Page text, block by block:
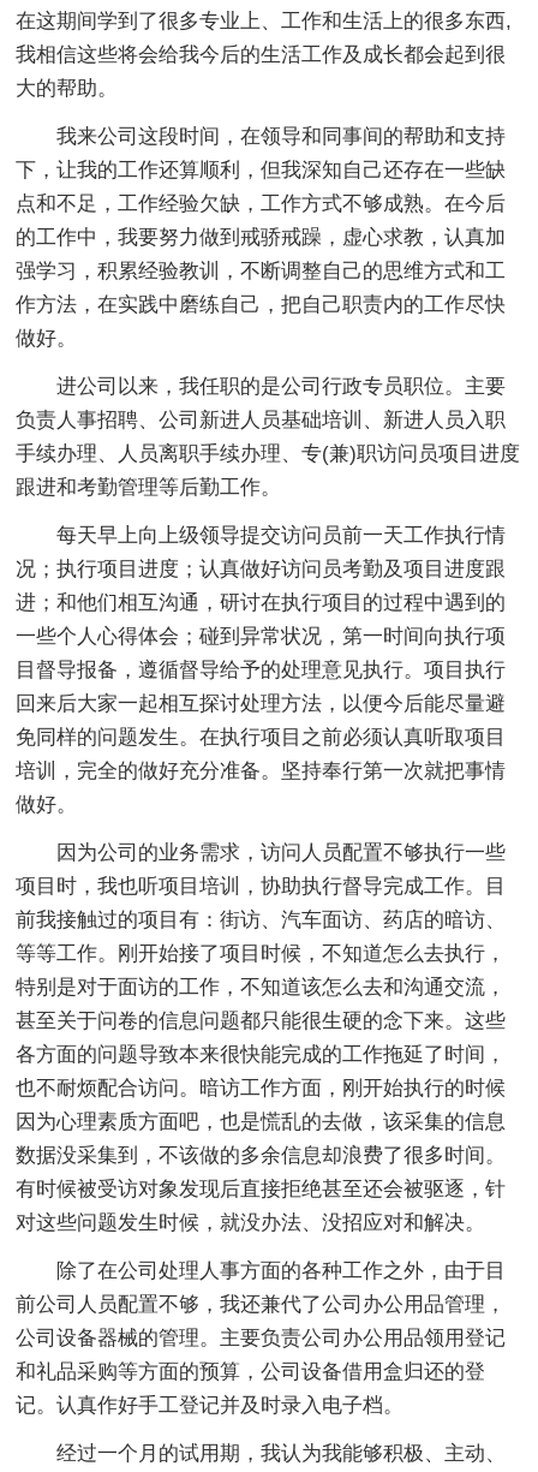
在这期间学到了很多专业上、工作和生活上的很多东西,
我相信这些将会给我今后的生活工作及成长都会起到很
大的帮助。
我来公司这段时间，在领导和同事间的帮助和支持
下，让我的工作还算顺利，但我深知自己还存在一些缺
点和不足，工作经验欠缺，工作方式不够成熟。在今后
的工作中，我要努力做到戒骄戒躁，虚心求教，认真加
强学习，积累经验教训，不断调整自己的思维方式和工
作方法，在实践中磨练自己，把自己职责内的工作尽快
做好。
进公司以来，我任职的是公司行政专员职位。主要
负责人事招聘、公司新进人员基础培训、新进人员入职
手续办理、人员离职手续办理、专(兼)职访问员项目进度
跟进和考勤管理等后勤工作。
每天早上向上级领导提交访问员前一天工作执行情
况；执行项目进度；认真做好访问员考勤及项目进度跟
进；和他们相互沟通，研讨在执行项目的过程中遇到的
一些个人心得体会；碰到异常状况，第一时间向执行项
目督导报备，遵循督导给予的处理意见执行。项目执行
回来后大家一起相互探讨处理方法，以便今后能尽量避
免同样的问题发生。在执行项目之前必须认真听取项目
培训，完全的做好充分准备。坚持奉行第一次就把事情
做好。
因为公司的业务需求，访问人员配置不够执行一些
项目时，我也听项目培训，协助执行督导完成工作。目
前我接触过的项目有：街访、汽车面访、药店的暗访、
等等工作。刚开始接了项目时候，不知道怎么去执行，
特别是对于面访的工作，不知道该怎么去和沟通交流，
甚至关于问卷的信息问题都只能很生硬的念下来。这些
各方面的问题导致本来很快能完成的工作拖延了时间，
也不耐烦配合访问。暗访工作方面，刚开始执行的时候
因为心理素质方面吧，也是慌乱的去做，该采集的信息
数据没采集到，不该做的多余信息却浪费了很多时间。
有时候被受访对象发现后直接拒绝甚至还会被驱逐，针
对这些问题发生时候，就没办法、没招应对和解决。
除了在公司处理人事方面的各种工作之外，由于目
前公司人员配置不够，我还兼代了公司办公用品管理，
公司设备器械的管理。主要负责公司办公用品领用登记
和礼品采购等方面的预算，公司设备借用盒归还的登
记。认真作好手工登记并及时录入电子档。
经过一个月的试用期，我认为我能够积极、主动、